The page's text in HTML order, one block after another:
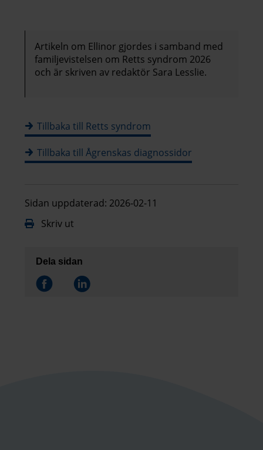
Artikeln om Ellinor gjordes i samband med
familjevistelsen om Retts syndrom 2026
och är skriven av redaktör Sara Lesslie.
Tillbaka till Retts syndrom
Tillbaka till Ågrenskas diagnossidor
Sidan uppdaterad: 2026-02-11
Skriv ut
Dela sidan
Dela på